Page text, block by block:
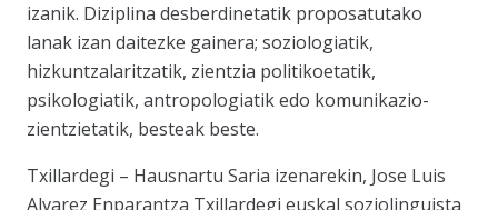
izanik. Diziplina desberdinetatik proposatutako
lanak izan daitezke gainera; soziologiatik,
hizkuntzalaritzatik, zientzia politikoetatik,
psikologiatik, antropologiatik edo komunikazio-
zientzietatik, besteak beste.
Txillardegi – Hausnartu Saria izenarekin, Jose Luis
Alvarez Enparantza Txillardegi euskal soziolinguista